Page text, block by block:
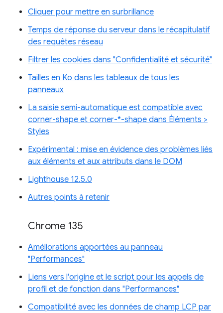
Cliquer pour mettre en surbrillance
Temps de réponse du serveur dans le récapitulatif
des requêtes réseau
Filtrer les cookies dans "Confidentialité et sécurité"
Tailles en Ko dans les tableaux de tous les
panneaux
La saisie semi-automatique est compatible avec
corner-shape et corner-*-shape dans Éléments >
Styles
Expérimental : mise en évidence des problèmes liés
aux éléments et aux attributs dans le DOM
Lighthouse 12.5.0
Autres points à retenir
Chrome 135
Améliorations apportées au panneau
"Performances"
Liens vers l'origine et le script pour les appels de
profil et de fonction dans "Performances"
Compatibilité avec les données de champ LCP par